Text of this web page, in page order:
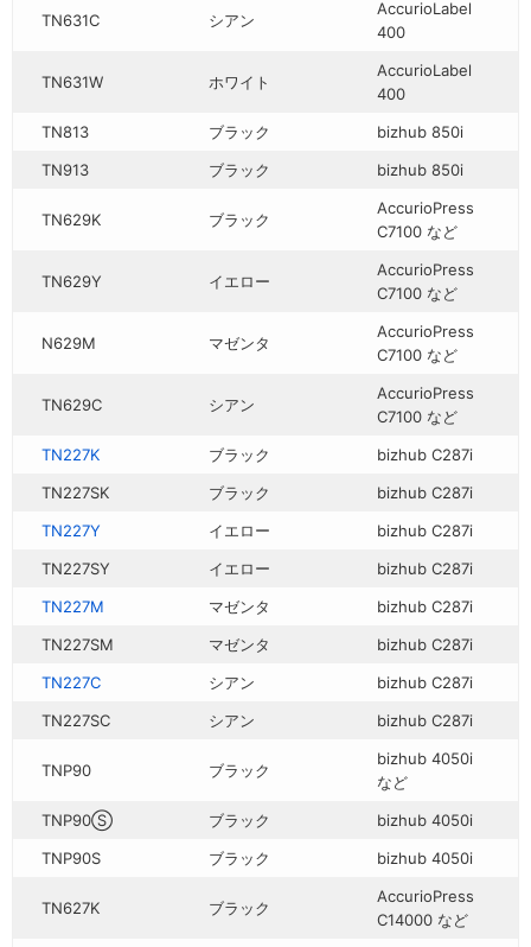
TN631C シアン
AccurioLabel
400
TN631W ホワイト
AccurioLabel
400
TN813
ブラック
bizhub 850i
TN913
ブラック bizhub 850i
TN629K ブラック
AccurioPress
C7100 など
TN629Y イエロー
AccurioPress
C7100 など
N629M マゼンタ
AccurioPress
C7100 など
TN629C シアン
AccurioPress
C7100 など
TN227K
ブラック
bizhub C287i
TN227SK
ブラック
bizhub C287i
TN227Y
イエロー
bizhub C287i
TN227SY
イエロー
bizhub C287i
TN227M
マゼンタ
bizhub C287i
TN227SM
マゼンタ
bizhub C287i
TN227C
シアン
bizhub C287i
TN227SC
シアン bizhub C287i
TNP90 ブラック
bizhub 4050i
など
TNP90Ⓢ
ブラック
bizhub 4050i
TNP90S
ブラック bizhub 4050i
TN627K ブラック
AccurioPress
C14000 など